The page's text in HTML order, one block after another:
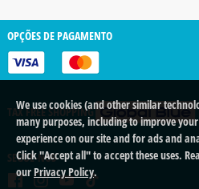
We use cookies (and other similar
many purposes, including to improve your
experience on our site and for ads and
Click "Accept all" to accept these uses.
ourPrivacy Policy.
OPÇÕES DE PAGAMENTO
TAX FREE SHOPPING
SEGUE-NOS